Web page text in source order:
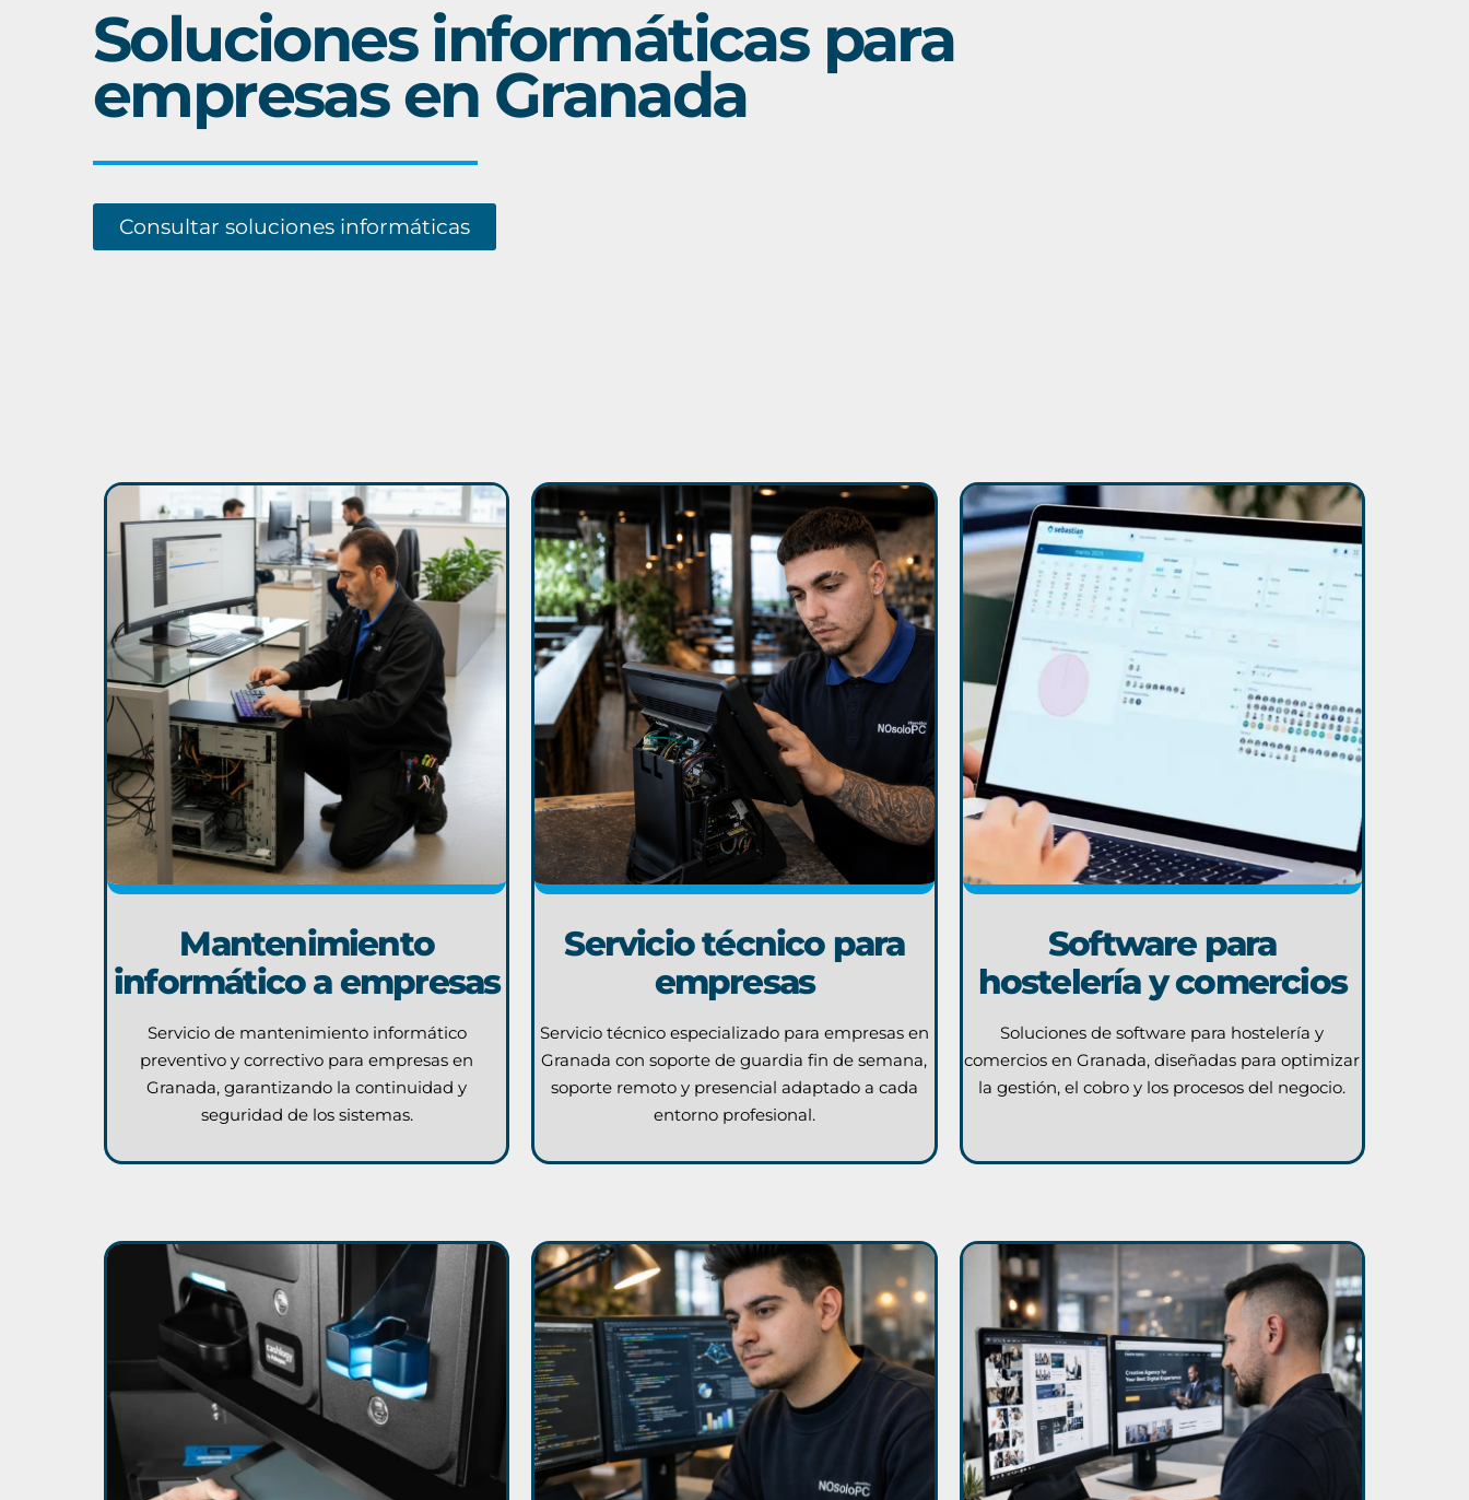
Soluciones informáticas para
empresas en Granada
Consultar soluciones informáticas
Mantenimiento
informático a empresas
Servicio de mantenimiento informático
preventivo y correctivo para empresas en
Granada, garantizando la continuidad y
seguridad de los sistemas.
Servicio técnico para
empresas
Servicio técnico especializado para empresas en
Granada con soporte de guardia fin de semana,
soporte remoto y presencial adaptado a cada
entorno profesional.
Software para
hostelería y comercios
Soluciones de software para hostelería y
comercios en Granada, diseñadas para optimizar
la gestión, el cobro y los procesos del negocio.